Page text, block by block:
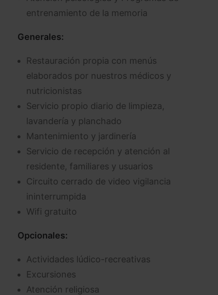
entrenamiento de la memoria
Generales:
Restauración propia con menús
elaborados por nuestros médicos y
nutricionistas
Servicio propio diario de limpieza,
lavandería y planchado
Mantenimiento y jardinería
Servicio de recepción y atención al
residente, familiares y usuarios
Circuito cerrado de video vigilancia
ininterrumpida
Wifi gratuito
Opcionales:
Actividades lúdico-recreativas
Excursiones
Atención religiosa